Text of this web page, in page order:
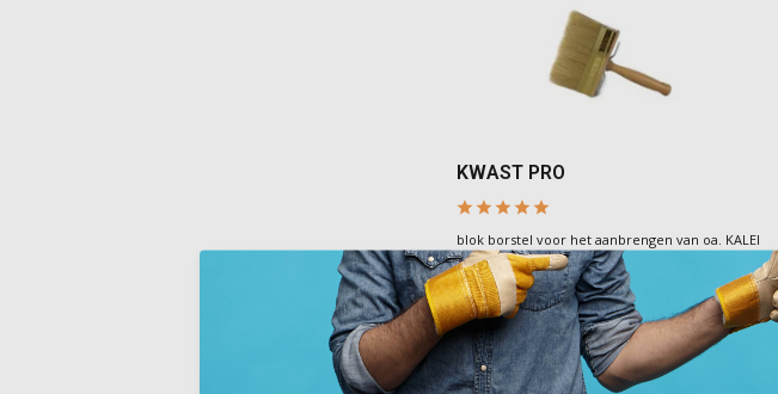
KWAST PRO
blok borstel voor het aanbrengen van oa. KALEI
CALCIC
Deliverytime
€17,50
Incl. BTW